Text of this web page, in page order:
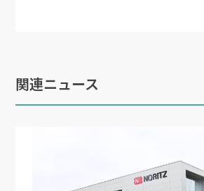
関連ニュース